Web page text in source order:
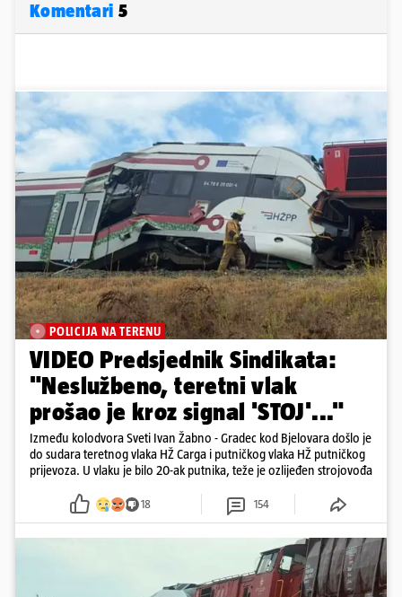
Komentari 5
POLICIJA NA TERENU
VIDEO Predsjednik Sindikata:
"Neslužbeno, teretni vlak
prošao je kroz signal 'STOJ'..."
Između kolodvora Sveti Ivan Žabno - Gradec kod Bjelovara došlo je
do sudara teretnog vlaka HŽ Carga i putničkog vlaka HŽ putničkog
prijevoza. U vlaku je bilo 20-ak putnika, teže je ozlijeđen strojovođa
18 154